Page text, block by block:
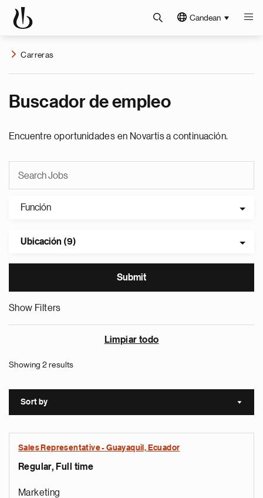
Candean
Carreras
Buscador de empleo
Encuentre oportunidades en Novartis a continuación.
Función
Ubicación (9)
Show Filters
Limpiar todo
Showing 2 results
Sort by Sort
Sales Representative - Guayaquil, Ecuador
Regular, Full time
Marketing